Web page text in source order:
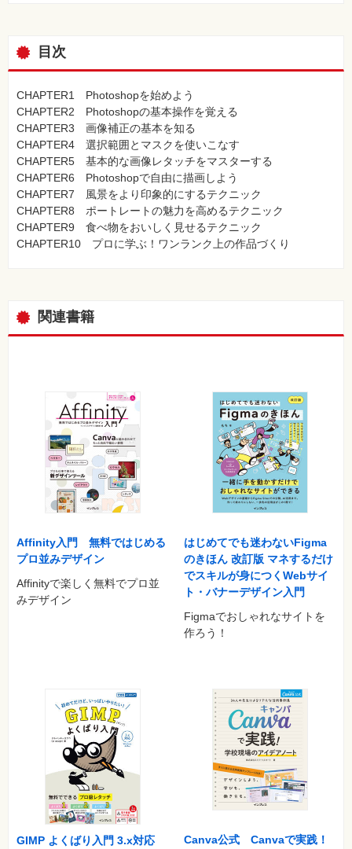
目次
CHAPTER1 Photoshopを始めよう
CHAPTER2 Photoshopの基本操作を覚える
CHAPTER3 画像補正の基本を知る
CHAPTER4 選択範囲とマスクを使いこなす
CHAPTER5 基本的な画像レタッチをマスターする
CHAPTER6 Photoshopで自由に描画しよう
CHAPTER7 風景をより印象的にするテクニック
CHAPTER8 ポートレートの魅力を高めるテクニック
CHAPTER9 食べ物をおいしく見せるテクニック
CHAPTER10 プロに学ぶ！ワンランク上の作品づくり
関連書籍
Affinity入門 無料ではじめる
プロ並みデザイン
Affinityで楽しく無料でプロ並
みデザイン
はじめてでも迷わないFigma
のきほん 改訂版 マネするだけ
でスキルが身につくWebサイ
ト・バナーデザイン入門
Figmaでおしゃれなサイトを
作ろう！
GIMP よくばり入門 3.x対応
Canva公式 Canvaで実践！